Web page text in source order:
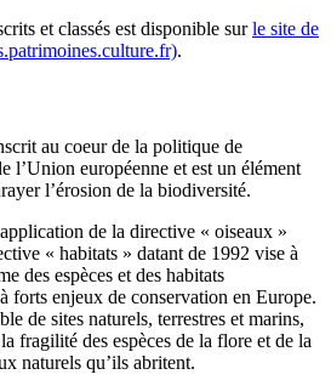
et classés est disponible surle site de
.
au coeur de la politique de
l’Union européenne et est un élément
l’érosion de la biodiversité.
de la directive « oiseaux »
« habitats » datant de 1992 vise à
des espèces et des habitats
forts enjeux de conservation en Europe.
de sites naturels, terrestres et marins,
fragilité des espèces de la flore et de la
naturels qu’ils abritent.